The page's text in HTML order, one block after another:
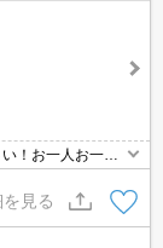
！お一人お一人
とは何でもご相
見る